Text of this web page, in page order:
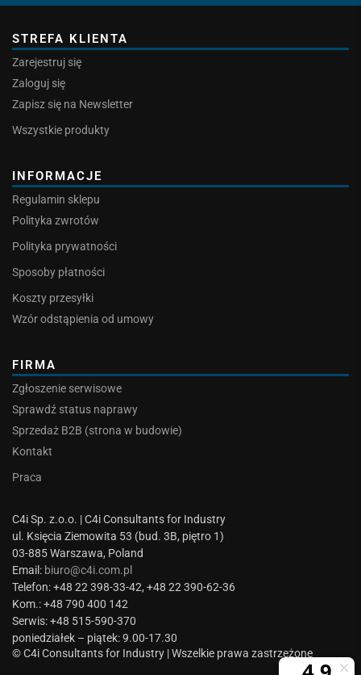
STREFA KLIENTA
Zarejestruj się
Zaloguj się
Zapisz się na Newsletter
Wszystkie produkty
INFORMACJE
Regulamin sklepu
Polityka zwrotów
Polityka prywatności
Sposoby płatności
Koszty przesyłki
Wzór odstąpienia od umowy
FIRMA
Zgłoszenie serwisowe
Sprawdź status naprawy
Sprzedaż B2B (strona w budowie)
Kontakt
Praca
C4i Sp. z.o.o. | C4i Consultants for Industry
ul. Księcia Ziemowita 53 (bud. 3B, piętro 1)
03-885 Warszawa, Poland
Email: biuro@c4i.com.pl
Telefon: +48 22 398-33-42, +48 22 390-62-36
Kom.: +48 790 400 142
Serwis: +48 515-590-370
poniedziałek – piątek: 9.00-17.30
© C4i Consultants for Industry | Wszelkie prawa zastrzeżone